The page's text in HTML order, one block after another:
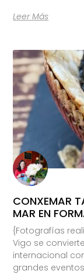
Leer Más
CONXEMAR
MAR EN
{Fotografías
Vigo se
internacional
grandes